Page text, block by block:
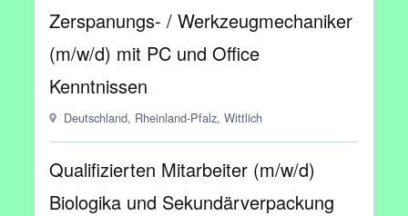
Zerspanungs- / Werkzeugmechaniker
(m/w/d) mit PC und Office
Kenntnissen
Deutschland, Rheinland-Pfalz, Wittlich
Qualifizierten Mitarbeiter (m/w/d)
Biologika und Sekundärverpackung